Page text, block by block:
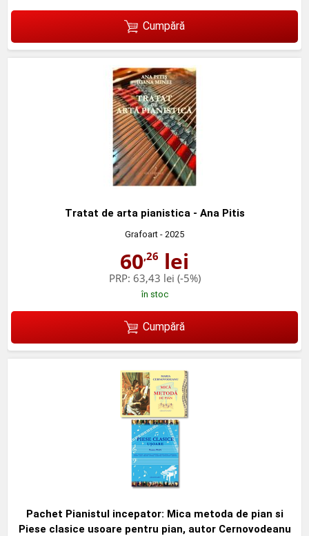
Cumpără
Tratat de arta pianistica - Ana Pitis
Grafoart - 2025
60,26 lei
PRP: 63,43 lei (-5%)
în stoc
Cumpără
Pachet Pianistul incepator: Mica metoda de pian si
Piese clasice usoare pentru pian, autor Cernovodeanu